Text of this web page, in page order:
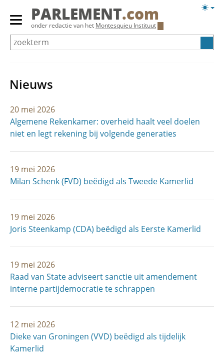
Overslaan
Primair
menu
tonen/verbergen
PARLEMENT.com
onder redactie van het Montesquieu Instituut
Nieuws
20 mei 2026
Algemene Rekenkamer: overheid haalt veel doelen
niet en legt rekening bij volgende generaties
19 mei 2026
Milan Schenk (FVD) beëdigd als Tweede Kamerlid
19 mei 2026
Joris Steenkamp (CDA) beëdigd als Eerste Kamerlid
19 mei 2026
Raad van State adviseert sanctie uit amendement
interne partijdemocratie te schrappen
12 mei 2026
Dieke van Groningen (VVD) beëdigd als tijdelijk
Kamerlid